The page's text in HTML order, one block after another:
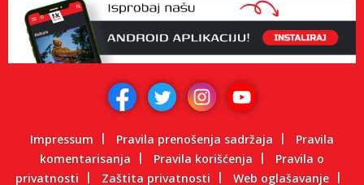
Impressum Pravila prenošenja sadržaja
Pravila
komentarisanja
Pravila korišćenja
Pravila o
privatnosti
Zaštita privatnosti Web oglašavanje